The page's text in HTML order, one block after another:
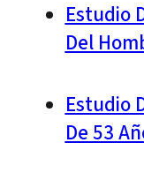
Estudio
Del
Estudio
De 53